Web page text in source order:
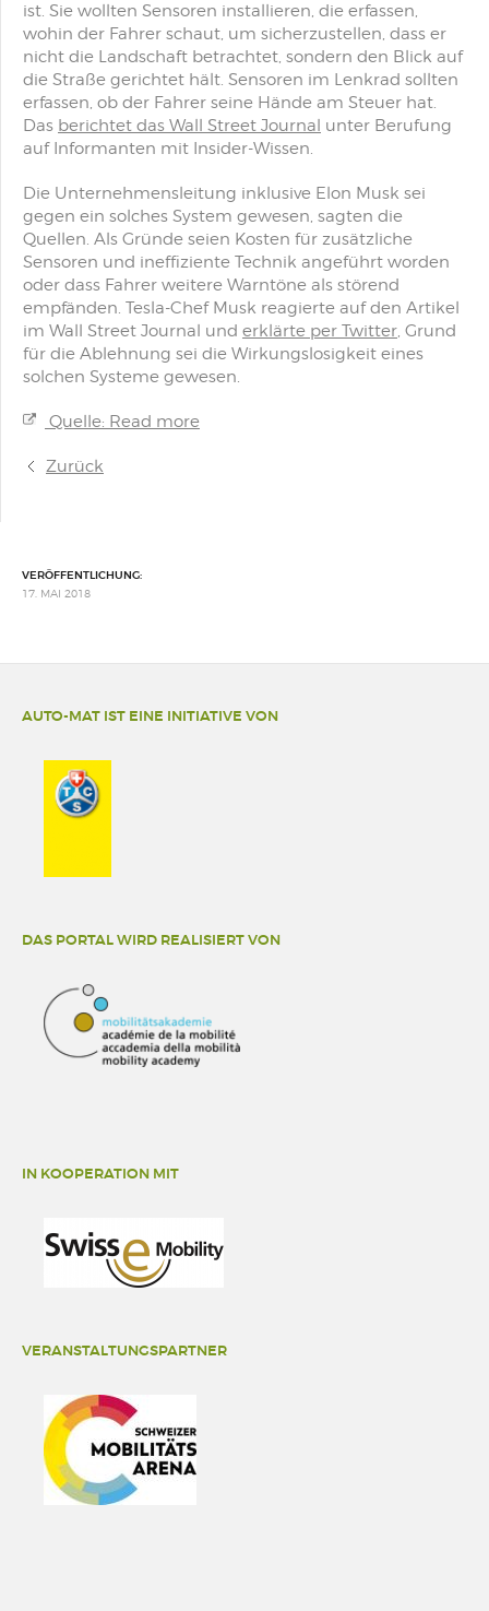
ist. Sie wollten Sensoren installieren, die erfassen,
wohin der Fahrer schaut, um sicherzustellen, dass er
nicht die Landschaft betrachtet, sondern den Blick auf
die Straße gerichtet hält. Sensoren im Lenkrad sollten
erfassen, ob der Fahrer seine Hände am Steuer hat.
Das berichtet das Wall Street Journal unter Berufung
auf Informanten mit Insider-Wissen.
Die Unternehmensleitung inklusive Elon Musk sei
gegen ein solches System gewesen, sagten die
Quellen. Als Gründe seien Kosten für zusätzliche
Sensoren und ineffiziente Technik angeführt worden
oder dass Fahrer weitere Warntöne als störend
empfänden. Tesla-Chef Musk reagierte auf den Artikel
im Wall Street Journal und erklärte per Twitter, Grund
für die Ablehnung sei die Wirkungslosigkeit eines
solchen Systeme gewesen.
Quelle: Read more
Zurück
VERÖFFENTLICHUNG:
17. MAI 2018
AUTO-MAT IST EINE INITIATIVE VON
DAS PORTAL WIRD REALISIERT VON
IN KOOPERATION MIT
VERANSTALTUNGSPARTNER